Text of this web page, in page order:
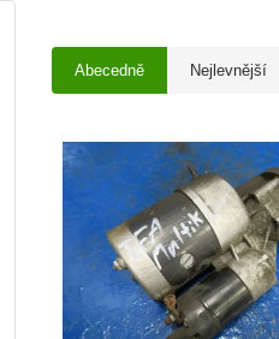
Abecedně Nejlevnější